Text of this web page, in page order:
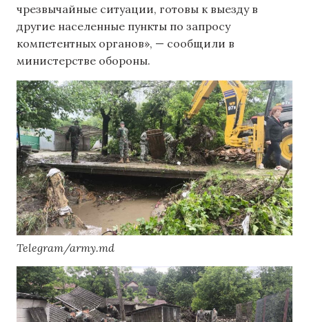
чрезвычайные ситуации, готовы к выезду в
другие населенные пункты по запросу
компетентных органов», — сообщили в
министерстве обороны.
Telegram/army.md